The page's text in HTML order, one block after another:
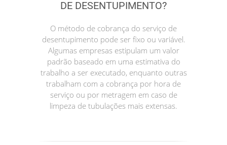
DE DESENTUPIMENTO?
O método de cobrança do serviço de
desentupimento pode ser fixo ou variável.
Algumas empresas estipulam um valor
padrão baseado em uma estimativa do
trabalho a ser executado, enquanto outras
trabalham com a cobrança por hora de
serviço ou por metragem em caso de
limpeza de tubulações mais extensas.